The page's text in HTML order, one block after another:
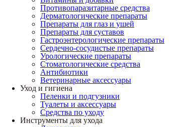
Противопаразитарные средства
Дерматологические препараты
Препараты для глаз и ушей
Препараты для суставов
Гастроэнтерологические препараты
Сердечно-сосудистые препараты
Урологические препараты
Стоматологические средства
Антибиотики
Ветеринарные аксессуары
Уход и гигиена
Пеленки и подгузники
Туалеты и аксессуары
Средства по уходу
Инструменты для ухода